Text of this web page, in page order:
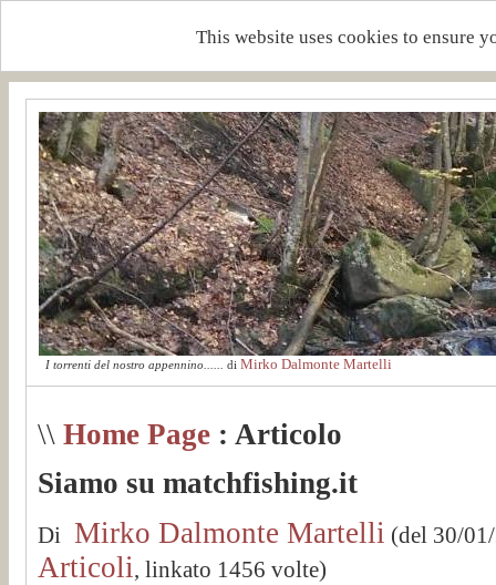
This website uses cookies to ensure
I torrenti del nostro appennino...... di Mirko Dalmonte Martelli
\\ Home Page : Articolo
Siamo su matchfishing.it
Di Mirko Dalmonte Martelli (del 30/
Articoli, linkato 1456 volte)